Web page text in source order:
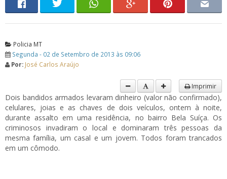
Policia MT
Segunda - 02 de Setembro de 2013 às 09:06
Por: José Carlos Araújo
Imprimir
Dois bandidos armados levaram dinheiro (valor não confirmado),
celulares, joias e as chaves de dois veículos, ontem à noite,
durante assalto em uma residência, no bairro Bela Suíça. Os
criminosos invadiram o local e dominaram três pessoas da
mesma família, um casal e um jovem. Todos foram trancados
em um cômodo.